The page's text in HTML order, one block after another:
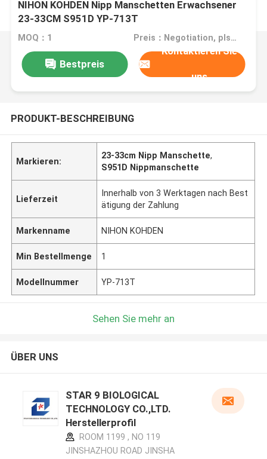
NIHON KOHDEN Nipp Manschetten Erwachsener
23-33CM S951D YP-713T
MOQ：1 Preis：Negotiation, pls contact me
Bestpreis
Kontaktieren Sie
uns
PRODUKT-BESCHREIBUNG
Markieren:
23-33cm Nipp Manschette,
S951D Nippmanschette
Lieferzeit
Innerhalb von 3 Werktagen nach Best
ätigung der Zahlung
Markenname NIHON KOHDEN
Min Bestellmenge 1
Modellnummer YP-713T
Sehen Sie mehr an
ÜBER UNS
STAR 9 BIOLOGICAL
TECHNOLOGY CO.,LTD.
Herstellerprofil
ROOM 1199 , NO 119
JINSHAZHOU ROAD JINSHA